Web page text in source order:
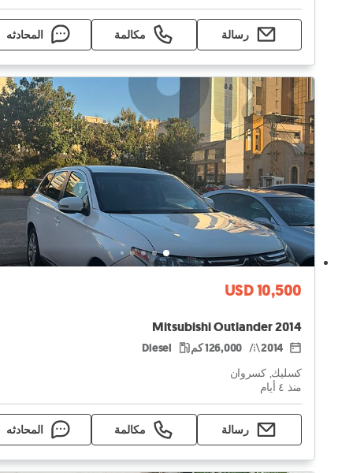
رسالة مكالمة المحادثه
USD 10,500
Mitsubishi Outlander 2014
2014 126,000 كم Diesel
كسليك, كسروان
منذ ٤ أيام
رسالة مكالمة المحادثه